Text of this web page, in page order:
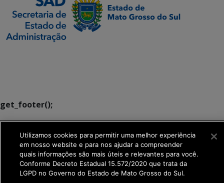
get_footer();
Utilizamos cookies para permitir uma melhor experiência
em nosso website e para nos ajudar a compreender
quais informações são mais úteis e relevantes para você.
Conforme Decreto Estadual 15.572/2020 que trata da
LGPD no Governo do Estado de Mato Grosso do Sul.